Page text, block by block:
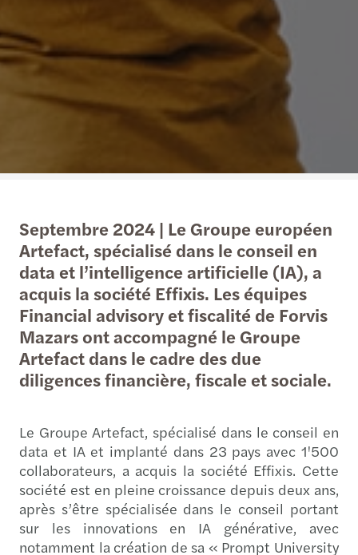
Septembre 2024 | Le Groupe européen
Artefact, spécialisé dans le conseil en
data et l’intelligence artificielle (IA), a
acquis la société Effixis. Les équipes
Financial advisory et fiscalité de Forvis
Mazars ont accompagné le Groupe
Artefact dans le cadre des due
diligences financière, fiscale et sociale.
Le Groupe Artefact, spécialisé dans le conseil en
data et IA et implanté dans 23 pays avec 1'500
collaborateurs, a acquis la société Effixis. Cette
société est en pleine croissance depuis deux ans,
après s’être spécialisée dans le conseil portant
sur les innovations en IA générative, avec
notamment la création de sa « Prompt University